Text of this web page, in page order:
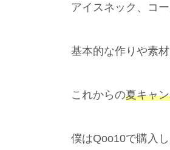
アイスネック、コ
基本的な作りや素
これからの夏キャ
僕はQoo10で購入